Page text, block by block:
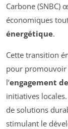
Carbone (SNBC)
économiques
énergétique.
Cette transition
pour promouvoir
l’engagement
initiatives
de solutions
stimulant le